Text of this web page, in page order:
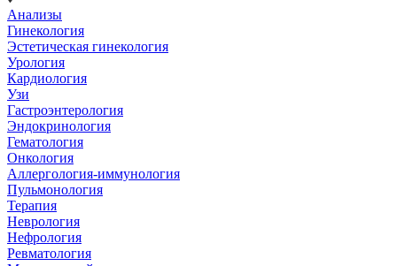
Анализы
Гинекология
Эстетическая гинекология
Урология
Кардиология
Узи
Гастроэнтерология
Эндокринология
Гематология
Онкология
Аллергология-иммунология
Пульмонология
Терапия
Неврология
Нефрология
Ревматология